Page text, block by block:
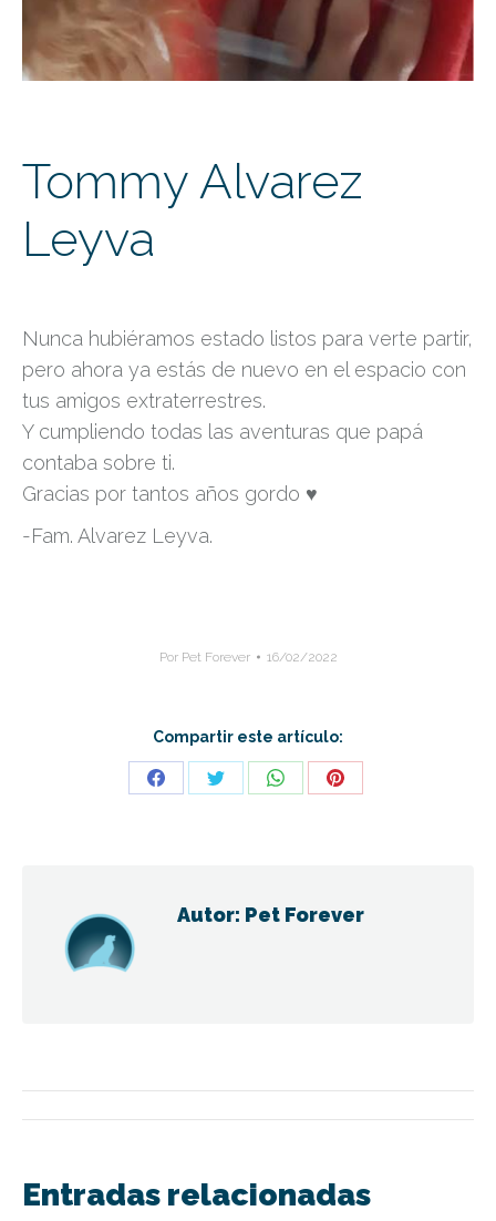
Tommy Alvarez
Leyva
Nunca hubiéramos estado listos para verte partir,
pero ahora ya estás de nuevo en el espacio con
tus amigos extraterrestres.
Y cumpliendo todas las aventuras que papá
contaba sobre ti.
Gracias por tantos años gordo ♥️
-Fam. Alvarez Leyva.
Por Pet Forever 16/02/2022
Compartir este artículo:
Share
Share
Share
Share
Autor: Pet Forever
Navegación
entre
Entradas relacionadas